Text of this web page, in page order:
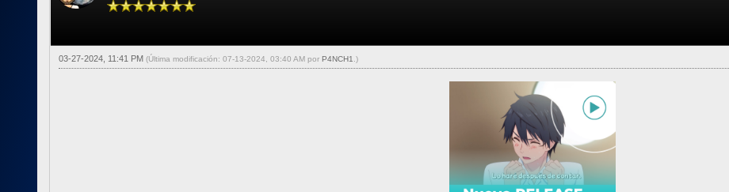
03-27-2024, 11:41 PM (Última modificación: 07-13-2024, 03:40 AM por P4NCH1 .)